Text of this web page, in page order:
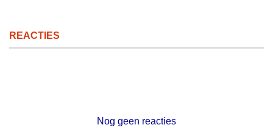
REACTIES
Nog geen reacties